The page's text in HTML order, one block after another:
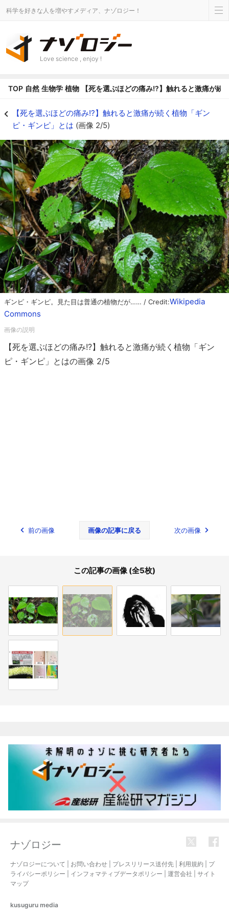
科学を好きな人を増やすメディア、ナゾロジー！
Love science , enjoy !
TOP 自然 生物学 植物 【死を選ぶほどの痛み!?】触れると激痛が続
【死を選ぶほどの痛み!?】触れると激痛が続く植物「ギン
ピ・ギンピ」とは (画像 2/5)
ギンピ・ギンピ。見た目は普通の植物だが…… / Credit:Wikipedia
Commons
【死を選ぶほどの痛み!?】触れると激痛が続く植物「ギン
ピ・ギンピ」とはの画像 2/5
前の画像 画像の記事に戻る 次の画像
この記事の画像 (全5枚)
ナゾロジー
ナゾロジーについて お問い合わせ プレスリリース送付先 利用規約
プ
ライバシーポリシー
インフォマティブデータポリシー 運営会社
サイト
マップ
kusuguru media